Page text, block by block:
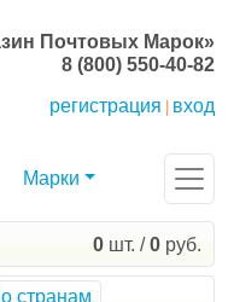
Почтовых Марок»
8 (800) 550-40-82
регистрация
вход
Марки
0 шт. /0 руб.
странам